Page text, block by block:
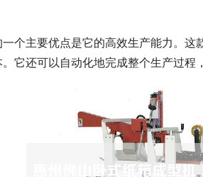
个主要优点是它的高效生产能力。
它还可以自动化地完成整个生产过程